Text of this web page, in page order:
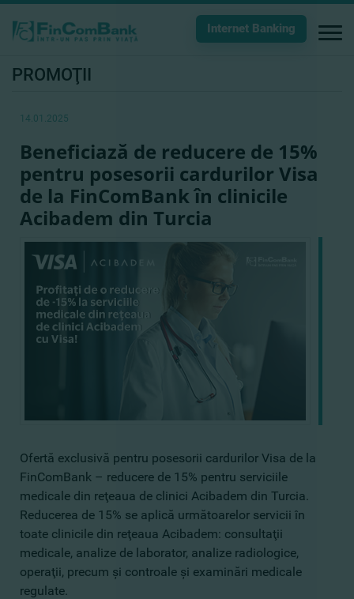
Internet Banking
PROMOŢII
14.01.2025
Beneficiază de reducere de 15%
pentru posesorii cardurilor Visa
de la FinComBank în clinicile
Acibadem din Turcia
Ofertă exclusivă pentru posesorii cardurilor Visa de la
FinComBank – reducere de 15% pentru serviciile
medicale din reţeaua de clinici Acibadem din Turcia.
Reducerea de 15% se aplică următoarelor servicii în
toate clinicile din reţeaua Acibadem: consultaţii
medicale, analize de laborator, analize radiologice,
operaţii, precum şi controale şi examinări medicale
regulate.